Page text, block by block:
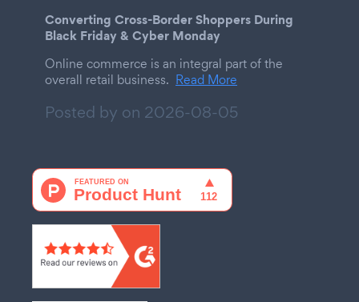
Converting Cross-Border Shoppers During
Black Friday & Cyber Monday
Online commerce is an integral part of the
overall retail business. Read More
Posted by on 2026-08-05